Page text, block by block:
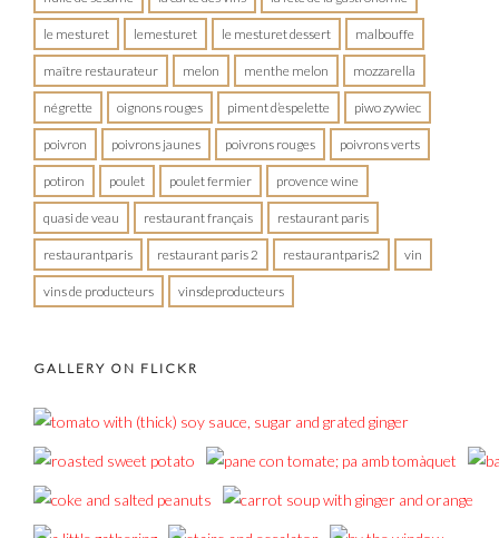
le mesturet lemesturet le mesturet dessert malbouffe
maître restaurateur melon menthe melon mozzarella
négrette oignons rouges piment d’espelette piwo zywiec
poivron poivrons jaunes poivrons rouges poivrons verts
potiron poulet poulet fermier provence wine
quasi de veau restaurant français restaurant paris
restaurantparis restaurant paris 2 restaurantparis2 vin
vins de producteurs vinsdeproducteurs
GALLERY ON FLICKR